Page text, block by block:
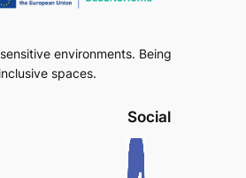
environments. Being
spaces.
Social